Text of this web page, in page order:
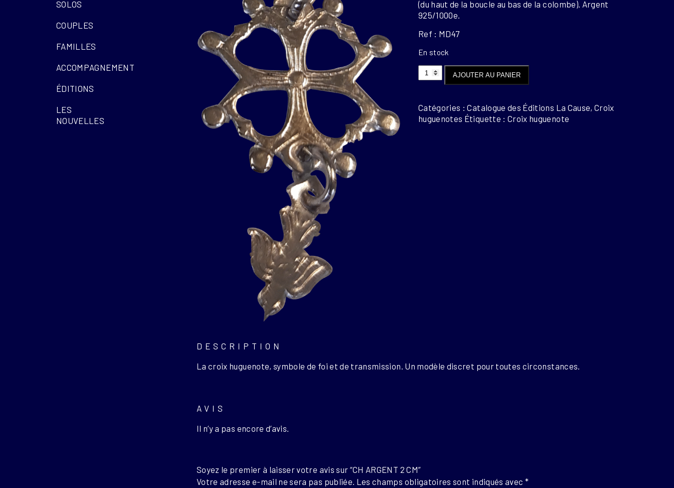
SOLOS
COUPLES
FAMILLES
ACCOMPAGNEMENT
ÉDITIONS
LES
NOUVELLES
(du haut de la boucle au bas de la colombe). Argent
925/1000e.
Ref : MD47
En stock
quantité
de
ARGENT
2
CM
AJOUTER AU PANIER
Catégories : Catalogue des Éditions La Cause, Croix
huguenotes Étiquette : Croix huguenote
DESCRIPTION
La croix huguenote, symbole de foi et de transmission. Un modèle discret pour toutes circonstances.
AVIS
Il n’y a pas encore d’avis.
Soyez le premier à laisser votre avis sur “CH ARGENT 2 CM”
Votre adresse e-mail ne sera pas publiée. Les champs obligatoires sont indiqués avec *